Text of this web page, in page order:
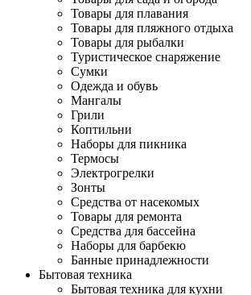
Товары для плавания
Товары для пляжного отдыха
Товары для рыбалки
Туристическое снаряжение
Сумки
Одежда и обувь
Мангалы
Грили
Коптильни
Наборы для пикника
Термосы
Электрогрелки
Зонты
Средства от насекомых
Товары для ремонта
Средства для бассейна
Наборы для барбекю
Банные принадлежности
Бытовая техника
Бытовая техника для кухни